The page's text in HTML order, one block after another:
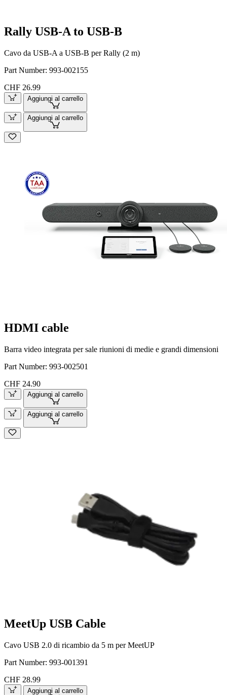
Rally USB-A to USB-B
Cavo da USB-A a USB-B per Rally (2 m)
Part Number: 993-002155
CHF 26.99
Aggiungi al carrello
Aggiungi al carrello
HDMI cable
Barra video integrata per sale riunioni di medie e grandi dimensioni
Part Number: 993-002501
CHF 24.90
Aggiungi al carrello
Aggiungi al carrello
MeetUp USB Cable
Cavo USB 2.0 di ricambio da 5 m per MeetUP
Part Number: 993-001391
CHF 28.99
Aggiungi al carrello